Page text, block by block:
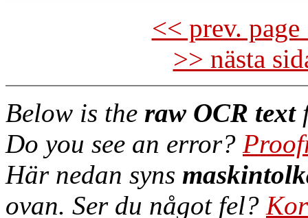
<< prev.
>> nästa
Below is the raw OCR text
Do you see an error?
Här nedan syns
ovan. Ser du något fel?